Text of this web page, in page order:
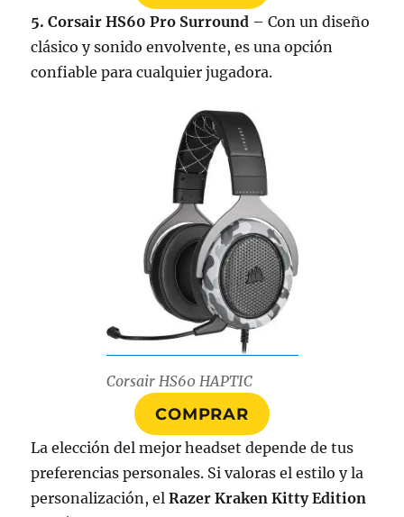
5. Corsair HS60 Pro Surround – Con un diseño
clásico y sonido envolvente, es una opción
confiable para cualquier jugadora.
Corsair HS60 HAPTIC
COMPRAR
La elección del mejor headset depende de tus
preferencias personales. Si valoras el estilo y la
personalización, elRazer Kraken Kitty Edition